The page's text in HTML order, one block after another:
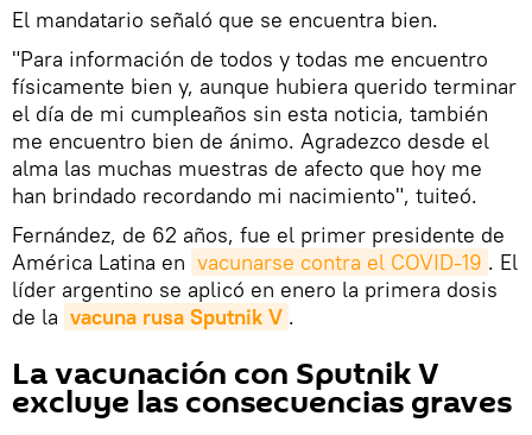
El mandatario señaló que se encuentra bien.
"Para información de todos y todas me encuentro
físicamente bien y, aunque hubiera querido terminar
el día de mi cumpleaños sin esta noticia, también
me encuentro bien de ánimo. Agradezco desde el
alma las muchas muestras de afecto que hoy me
han brindado recordando mi nacimiento", tuiteó.
Fernández, de 62 años, fue el primer presidente de
América Latina en vacunarse contra el COVID-19 . El
líder argentino se aplicó en enero la primera dosis
de la vacuna rusa Sputnik V .
La vacunación con Sputnik V
excluye las consecuencias graves